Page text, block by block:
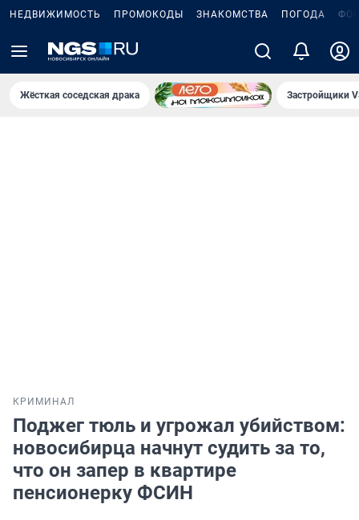
НЕДВИЖИМОСТЬ ПРОМОКОДЫ ЗНАКОМСТВА ПОГОДА
Жёсткая соседская драка Застройщики
КРИМИНАЛ
Поджег тюль и угрожал убийством:
новосибирца начнут судить за то,
что он запер в квартире
пенсионерку ФСИН